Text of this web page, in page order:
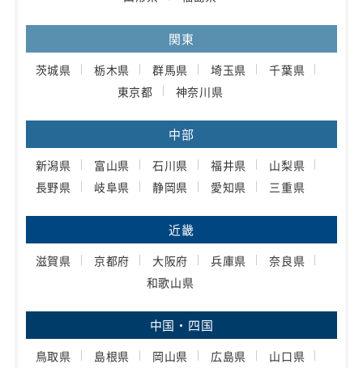
関東
茨城県 栃木県 群馬県 埼玉県
千葉県
東京都
神奈川県
中部
新潟県 富山県 石川県 福井県
山梨県
長野県
岐阜県 静岡県 愛知県 三重県
近畿
滋賀県 京都府 大阪府 兵庫県
奈良県
和歌山県
中国・四国
鳥取県 島根県 岡山県 広島県
山口県